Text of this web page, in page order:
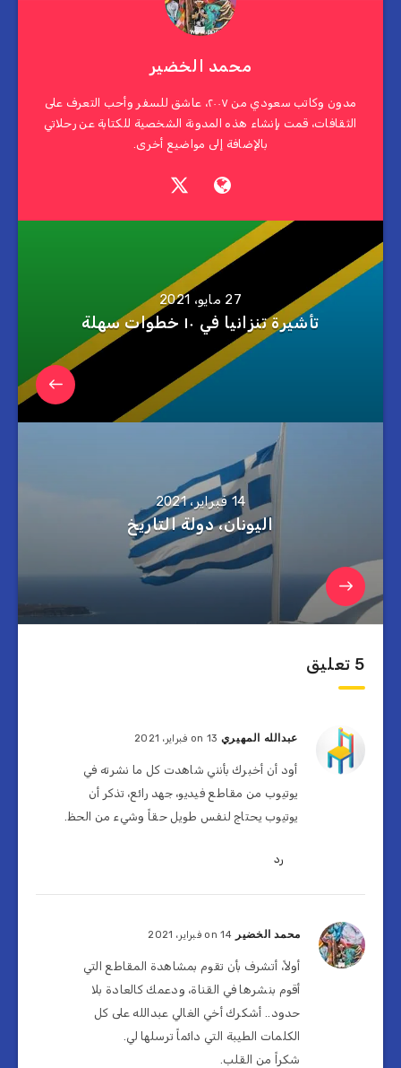
محمد الخضير
مدون وكاتب سعودي من ٢٠٠٧، عاشق للسفر وأحب التعرف على
الثقافات، قمت بإنشاء هذه المدونة الشخصية للكتابة عن رحلاتي
بالإضافة إلى مواضيع أخرى.
27 مايو، 2021
تأشيرة تنزانيا في ١٠ خطوات سهلة
14 فبراير، 2021
اليونان، دولة التاريخ
5 تعليق
عبدالله المهيري on 13 فبراير، 2021
أود أن أخبرك بأنني شاهدت كل ما نشرته في
يوتيوب من مقاطع فيديو، جهد رائع، تذكر أن
يوتيوب يحتاج لنفس طويل حقاً وشيء من الحظ.
رد
محمد الخضير on 14 فبراير، 2021
أولاً، أتشرف بأن تقوم بمشاهدة المقاطع التي
أقوم بنشرها في القناة، ودعمك كالعادة بلا
حدود.. أشكرك أخي الغالي عبدالله على كل
الكلمات الطيبة التي دائماً ترسلها لي.
شكراً من القلب.